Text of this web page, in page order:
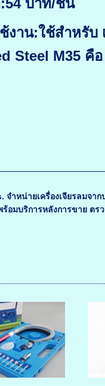
บาท/ชิ้น
งาน:ใช้สำหรับ
Steel M35 คื
จำหน่ายเครื่องเจียรลมจา
ร้อมบริการหลังการขาย ต